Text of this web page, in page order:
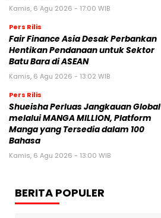
Kamis, 6 Agu 2026 - 17:00 WIB
Pers Rilis
Fair Finance Asia Desak Perbankan
Hentikan Pendanaan untuk Sektor
Batu Bara di ASEAN
Kamis, 6 Agu 2026 - 13:02 WIB
Pers Rilis
Shueisha Perluas Jangkauan Global
melalui MANGA MILLION, Platform
Manga yang Tersedia dalam 100
Bahasa
Kamis, 6 Agu 2026 - 13:00 WIB
BERITA POPULER